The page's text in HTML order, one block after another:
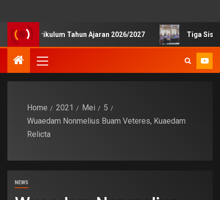
Kurikulum Tahun Ajaran 2026/2027 Tiga Siswa
Home 2021 Mei
5
Wuaedam Nonmelius Buam Veteres, Kuaedam
Relicta
NEWS